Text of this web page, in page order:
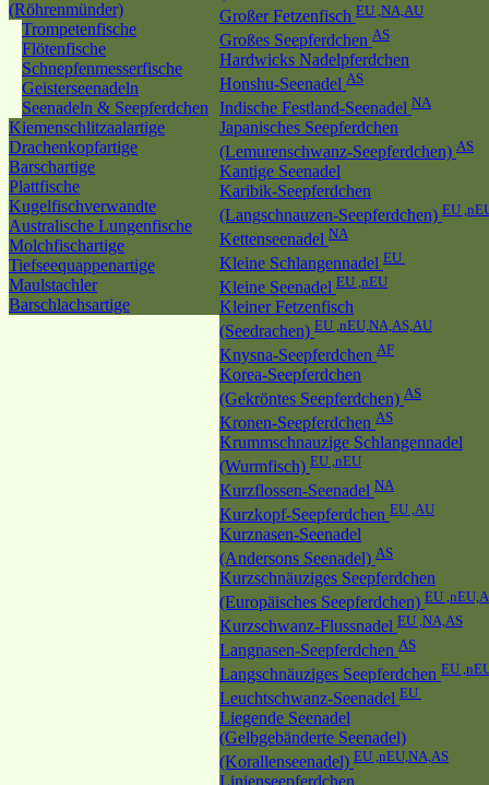
(Röhrenmünder)
Trompetenfische
Flötenfische
Schnepfenmesserfische
Geisterseenadeln
Seenadeln & Seepferdchen
Kiemenschlitzaalartige
Drachenkopfartige
Barschartige
Plattfische
Kugelfischverwandte
Australische Lungenfische
Molchfischartige
Tiefseequappenartige
Maulstachler
Barschlachsartige
Großer Fetzenfisch EU ,NA,AU
Großes Seepferdchen AS
Hardwicks Nadelpferdchen
Honshu-Seenadel AS
Indische Festland-Seenadel NA
Japanisches Seepferdchen
(Lemurenschwanz-Seepferdchen) AS
Kantige Seenadel
Karibik-Seepferdchen
(Langschnauzen-Seepferdchen) EU
Kettenseenadel NA
Kleine Schlangennadel EU
Kleine Seenadel EU ,nEU
Kleiner Fetzenfisch
(Seedrachen) EU ,nEU,NA,AS,AU
Knysna-Seepferdchen AF
Korea-Seepferdchen
(Gekröntes Seepferdchen) AS
Kronen-Seepferdchen AS
Krummschnauzige Schlangennadel
(Wurmfisch) EU ,nEU
Kurzflossen-Seenadel NA
Kurzkopf-Seepferdchen EU ,AU
Kurznasen-Seenadel
(Andersons Seenadel) AS
Kurzschnäuziges Seepferdchen
(Europäisches Seepferdchen) EU
Kurzschwanz-Flussnadel EU ,NA,AS
Langnasen-Seepferdchen AS
Langschnäuziges Seepferdchen EU
Leuchtschwanz-Seenadel EU
Liegende Seenadel
(Gelbgebänderte Seenadel)
(Korallenseenadel) EU ,nEU,NA,AS
Linienseepferdchen